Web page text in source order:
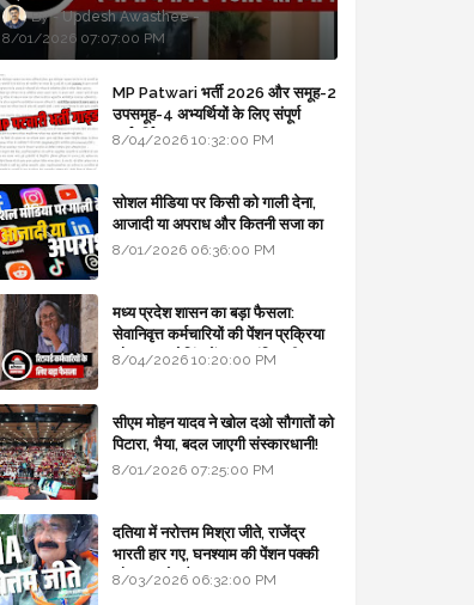
Updesh Awasthee
8/01/2026 07:07:00 PM
MP Patwari भर्ती 2026 और समूह-2
उपसमूह-4 अभ्यर्थियों के लिए संपूर्ण
मार्गदर्शिका
8/04/2026 10:32:00 PM
सोशल मीडिया पर किसी को गाली देना,
आजादी या अपराध और कितनी सजा का
प्रावधान - free legal advice
8/01/2026 06:36:00 PM
मध्य प्रदेश शासन का बड़ा फैसला:
सेवानिवृत्त कर्मचारियों की पेंशन प्रक्रिया
और बजट कोडिंग में हुए क्रांतिकारी
8/04/2026 10:20:00 PM
सीएम मोहन यादव ने खोल दओ सौगातों को
पिटारा, भैया, बदल जाएगी संस्कारधानी!
8/01/2026 07:25:00 PM
दतिया में नरोत्तम मिश्रा जीते, राजेंद्र
भारती हार गए, घनश्याम की पेंशन पक्की
और आशुतोष बैक टू...
8/03/2026 06:32:00 PM